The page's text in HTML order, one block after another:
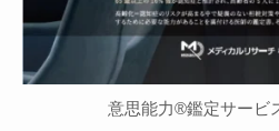
意思能力®鑑定サービ